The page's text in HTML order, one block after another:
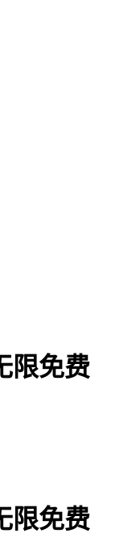
限免费
限免费